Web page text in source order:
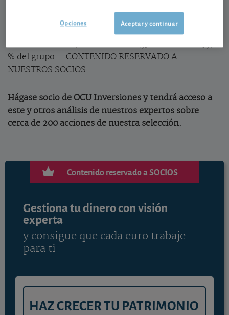
sus objetivos anuales, lo que pesó en la acción. Y eso
que los ingresos de su actividad de defensa (57,6 %
% del grupo... CONTENIDO RESERVADO A
NUESTROS SOCIOS.
Hágase socio de OCU Inversiones y tendrá acceso a
este y otros análisis de nuestros expertos sobre
cerca de 200 acciones de nuestra selección.
Contenido reservado a SOCIOS
Gestiona tu dinero con visión
experta
y consigue que cada euro trabaje
para ti
HAZ CRECER TU PATRIMONIO
Aceptar y continuar
Opciones